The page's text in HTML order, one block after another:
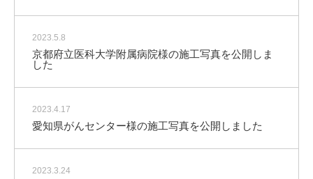
2023.5.8
京都府立医科大学附属病院様の施工写真を公開しま
した
2023.4.17
愛知県がんセンター様の施工写真を公開しました
2023.3.24